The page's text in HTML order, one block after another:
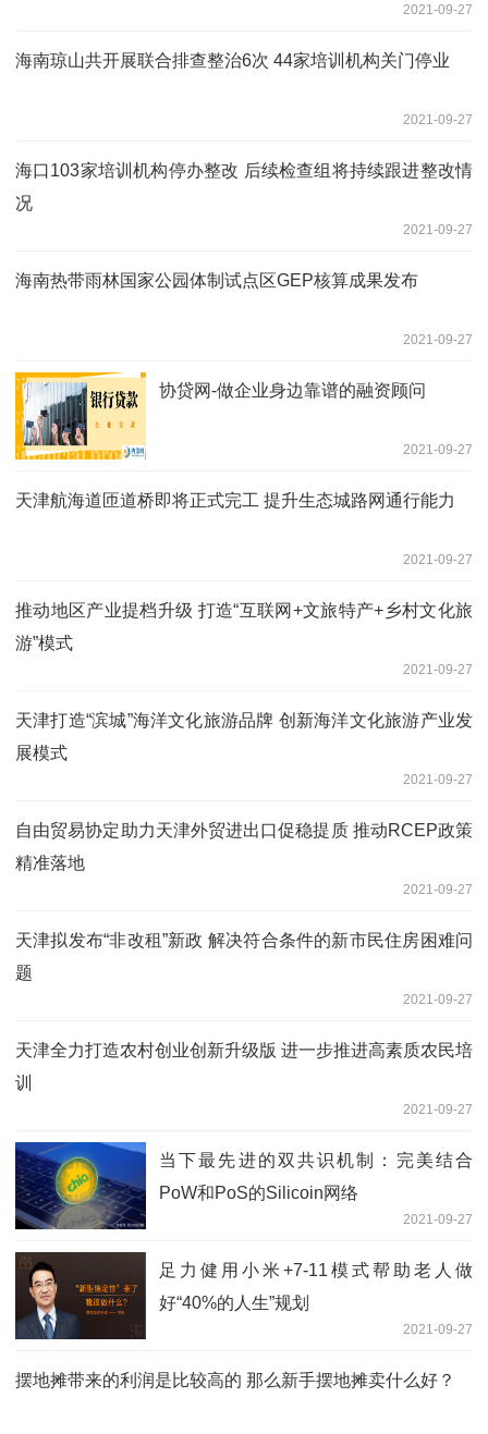
2021-09-27
海南琼山共开展联合排查整治6次 44家培训机构关门停业
2021-09-27
海口103家培训机构停办整改 后续检查组将持续跟进整改情
况
2021-09-27
海南热带雨林国家公园体制试点区GEP核算成果发布
2021-09-27
协贷网-做企业身边靠谱的融资顾问
2021-09-27
天津航海道匝道桥即将正式完工 提升生态城路网通行能力
2021-09-27
推动地区产业提档升级 打造“互联网+文旅特产+乡村文化旅
游”模式
2021-09-27
天津打造“滨城”海洋文化旅游品牌 创新海洋文化旅游产业发
展模式
2021-09-27
自由贸易协定助力天津外贸进出口促稳提质 推动RCEP政策
精准落地
2021-09-27
天津拟发布“非改租”新政 解决符合条件的新市民住房困难问
题
2021-09-27
天津全力打造农村创业创新升级版 进一步推进高素质农民培
训
2021-09-27
当下最先进的双共识机制：完美结合
PoW和PoS的Silicoin网络
2021-09-27
足力健用小米+7-11模式帮助老人做
好“40%的人生”规划
2021-09-27
摆地摊带来的利润是比较高的 那么新手摆地摊卖什么好？